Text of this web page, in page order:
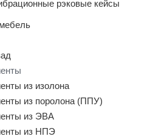
рэковые кейсы
из изолона
из поролона (ППУ)
из ЭВА
из НПЭ